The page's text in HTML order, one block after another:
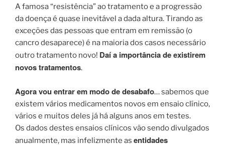
A famosa “resistência” ao tratamento e a progressão
da doença é quase inevitável a dada altura. Tirando as
exceções das pessoas que entram em remissão (o
cancro desaparece) é na maioria dos casos necessário
outro tratamento novo! Daí a importância de existirem
novos tratamentos.
Agora vou entrar em modo de desabafo… sabemos que
existem vários medicamentos novos em ensaio clínico,
vários e muitos deles já há alguns anos em testes.
Os dados destes ensaios clínicos vão sendo divulgados
anualmente, mas infelizmente as entidades